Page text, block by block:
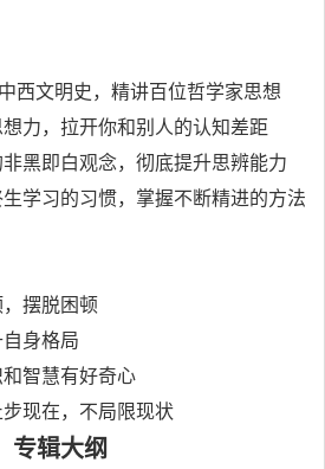
西文明史，精讲百位哲学家思想
力，拉开你和别人的认知差距
黑即白观念，彻底提升思辨能力
学习的习惯，掌握不断精进的方法
摆脱困顿
身格局
智慧有好奇心
现在，不局限现状
专辑大纲